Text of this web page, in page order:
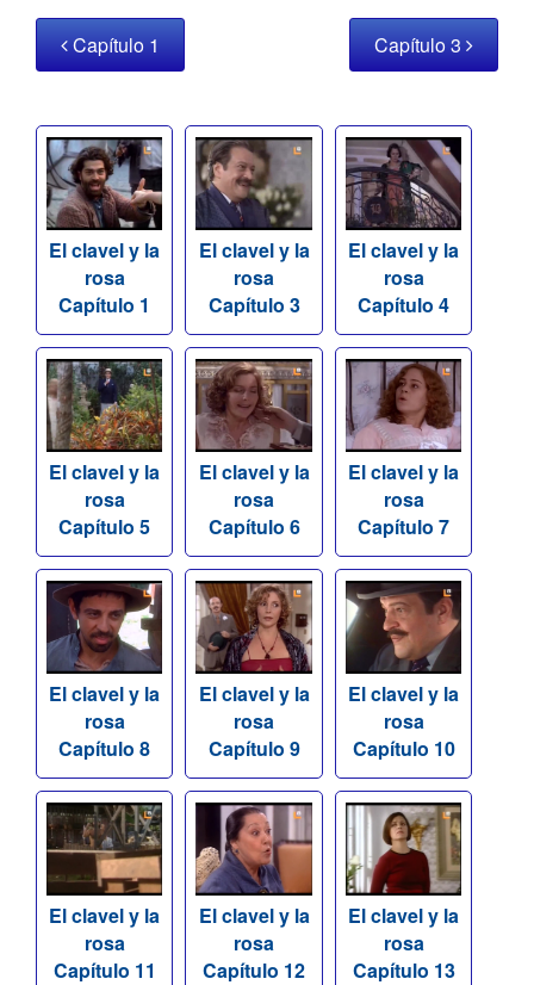
Capítulo 1 Capítulo 3
El clavel y la
rosa
Capítulo 1
El clavel y la
rosa
Capítulo 3
El clavel y la
rosa
Capítulo 4
El clavel y la
rosa
Capítulo 5
El clavel y la
rosa
Capítulo 6
El clavel y la
rosa
Capítulo 7
El clavel y la
rosa
Capítulo 8
El clavel y la
rosa
Capítulo 9
El clavel y la
rosa
Capítulo 10
El clavel y la
rosa
Capítulo 11
El clavel y la
rosa
Capítulo 12
El clavel y la
rosa
Capítulo 13